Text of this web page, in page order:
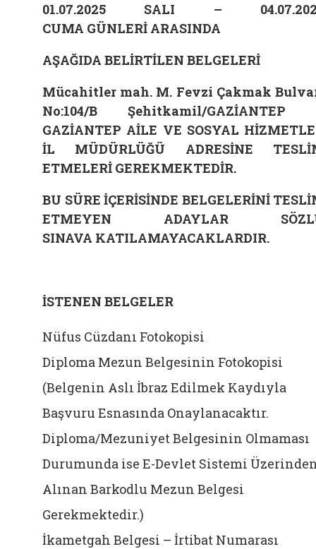
01.07.2025 SALI –
CUMA GÜNLERİ ARASINDA
AŞAĞIDA BELİRTİLEN BELGELERİ
Mücahitler mah. M. Fevzi Çakmak
No:104/B Şehitkamil/GAZİANTEP
GAZİANTEP AİLE VE SOSYAL
İL MÜDÜRLÜĞÜ ADRESİNE
ETMELERİ GEREKMEKTEDİR.
BU SÜRE İÇERİSİNDE BELGELERİNİ
ETMEYEN ADAYLAR
SINAVA KATILAMAYACAKLARDIR.
İSTENEN BELGELER
Nüfus Cüzdanı Fotokopisi
Diploma Mezun Belgesinin Fotokopisi
(Belgenin Aslı İbraz Edilmek Kaydıyla
Başvuru Esnasında Onaylanacaktır.
Diploma/Mezuniyet Belgesinin Olmaması
Durumunda ise E-Devlet Sistemi
Alınan Barkodlu Mezun Belgesi
Gerekmektedir.)
İkametgah Belgesi – İrtibat Numarası